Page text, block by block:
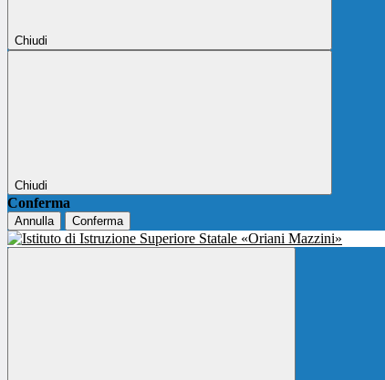
Chiudi
Chiudi
Conferma
Annulla Conferma